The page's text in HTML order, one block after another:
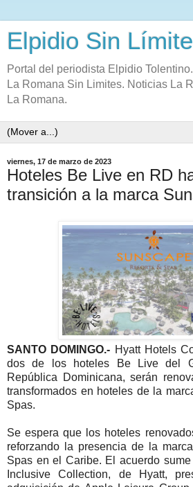
Elpidio Sin
Portal del periodista Elpidio
La Romana Sin Limites. Noticias La
La Romana.
viernes, 17 de marzo de 2023
Hoteles Be Live en RD
transición a la marca
SANTO DOMINGO.- Hyatt Hotels
dos de los hoteles Be Live del
República Dominicana, serán
transformados en hoteles de la
Spas.
Se espera que los hoteles
reforzando la presencia de la
Spas en el Caribe. El acuerdo
Inclusive Collection, de Hyatt,